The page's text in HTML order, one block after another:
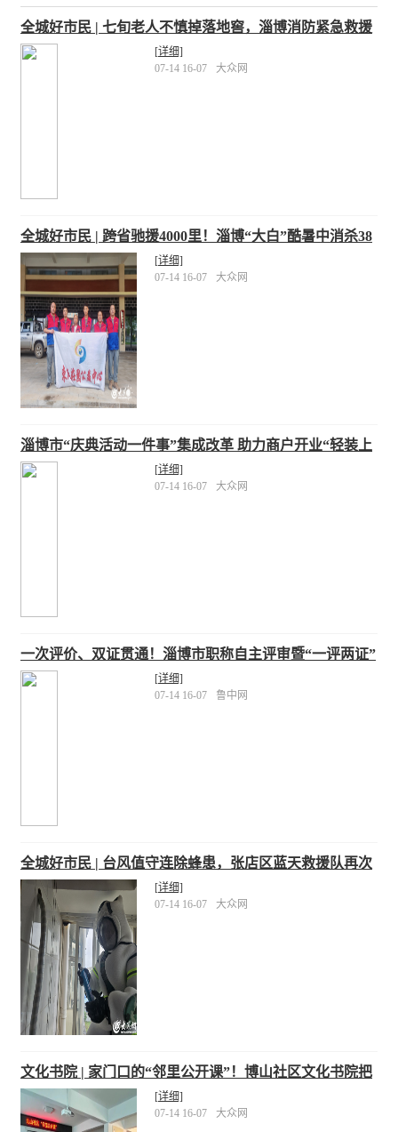
全城好市民 | 七旬老人不慎掉落地窖，淄博消防紧急救援
[详细]
07-14 16-07
大众网
全城好市民 | 跨省驰援4000里！淄博“大白”酷暑中消杀38
万平
[详细]
07-14 16-07
大众网
淄博市“庆典活动一件事”集成改革 助力商户开业“轻装上
阵”
[详细]
07-14 16-07
大众网
一次评价、双证贯通！淄博市职称自主评审暨“一评两证”
企业名单公布
[详细]
07-14 16-07
鲁中网
全城好市民 | 台风值守连除蜂患，张店区蓝天救援队再次
出击“捅蜂窝”
[详细]
07-14 16-07
大众网
文化书院 | 家门口的“邻里公开课”！博山社区文化书院把
干货送到您身边
[详细]
07-14 16-07
大众网